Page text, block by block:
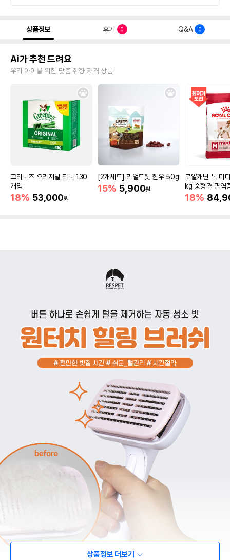
상품정보 후기 0 Q&A 0
Ai가 추천 드려요
우리 아이를 위한 맞춤 취향 저격 상품
그리니즈 오리지널 티니 130
개입
18% 53,000원
[2개세트] 리얼트릿 한우 50g
15% 5,900원
로얄캐닌 독 미
kg 중형견 면역
18%
상품정보 더보기